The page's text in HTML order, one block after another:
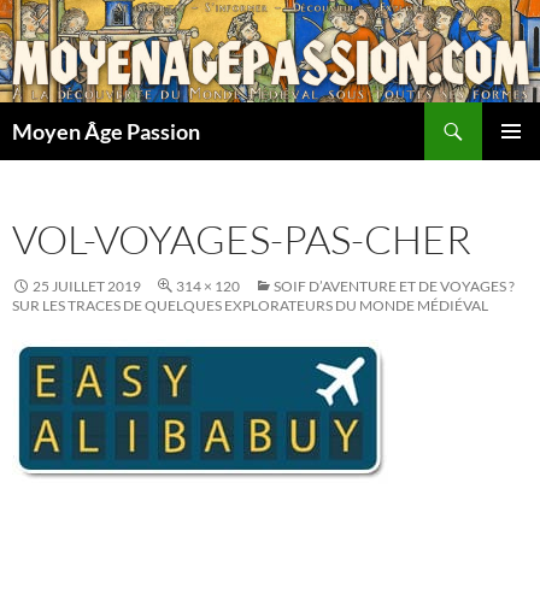
Aller
au
contenu
Moyen Âge Passion
VOL-VOYAGES-PAS-CHER
25 JUILLET 2019 314 × 120
SOIF D’AVENTURE ET DE VOYAGES ?
SUR LES TRACES DE QUELQUES EXPLORATEURS DU MONDE MÉDIÉVAL